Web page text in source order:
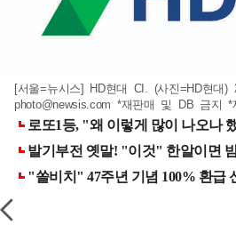
[서울=뉴시스] HD현대 CI. (사진=HD현대)
photo@newsis.com *재판매 및 DB 금지 *